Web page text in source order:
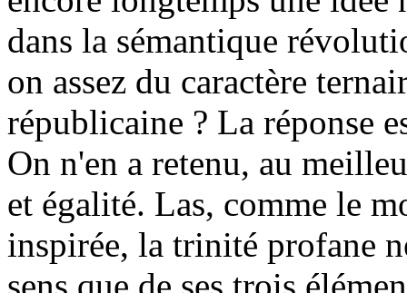
dans la sémantique
on assez du caractère
républicaine ? La réponse
On n'en a retenu, au
et égalité. Las, comme le
inspirée, la trinité profane